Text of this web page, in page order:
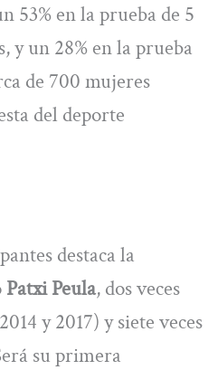
53% en la prueba de 5
y un 28% en la prueba
de 700 mujeres
del deporte
destaca la
Patxi Peula, dos veces
y 2017) y siete veces
su primera